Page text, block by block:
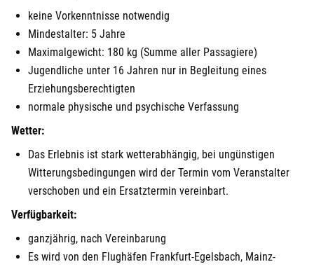
keine Vorkenntnisse notwendig
Mindestalter: 5 Jahre
Maximalgewicht: 180 kg (Summe aller Passagiere)
Jugendliche unter 16 Jahren nur in Begleitung eines
Erziehungsberechtigten
normale physische und psychische Verfassung
Wetter:
Das Erlebnis ist stark wetterabhängig, bei ungünstigen
Witterungsbedingungen wird der Termin vom Veranstalter
verschoben und ein Ersatztermin vereinbart.
Verfügbarkeit:
ganzjährig, nach Vereinbarung
Es wird von den Flughäfen Frankfurt-Egelsbach, Mainz-